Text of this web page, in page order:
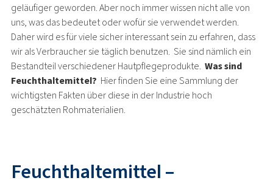
geläufiger geworden. Aber noch immer wissen nicht alle von
uns, was das bedeutet oder wofür sie verwendet werden.
Daher wird es für viele sicher interessant sein zu erfahren, dass
wir als Verbraucher sie täglich benutzen. Sie sind nämlich ein
Bestandteil verschiedener Hautpflegeprodukte. Was sind
Feuchthaltemittel? Hier finden Sie eine Sammlung der
wichtigsten Fakten über diese in der Industrie hoch
geschätzten Rohmaterialien.
Feuchthaltemittel –